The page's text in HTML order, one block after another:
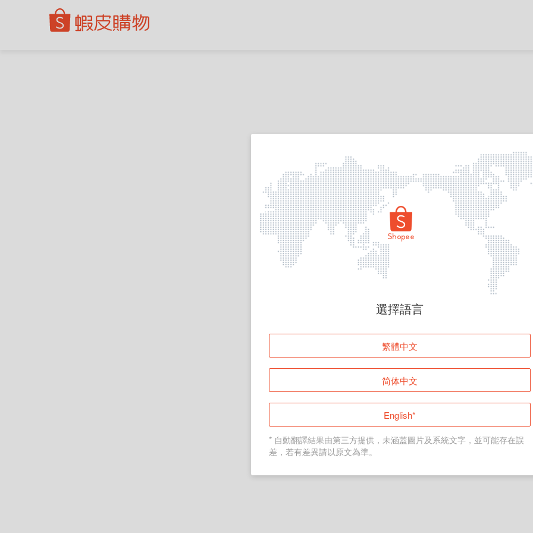
頁面無法顯示
登入
返回首頁
選擇語言
繁體中文
简体中文
English*
* 自動翻譯結果由第三方提供，未涵蓋圖片及系統文字，並可能存在誤
差，若有差異請以原文為準。